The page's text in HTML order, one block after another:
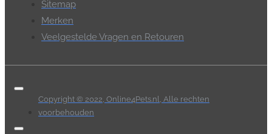
Sitemap
Merken
Veelgestelde Vragen en Retouren
Copyright © 2022, Online4Pets.nl, Alle rechten
voorbehouden